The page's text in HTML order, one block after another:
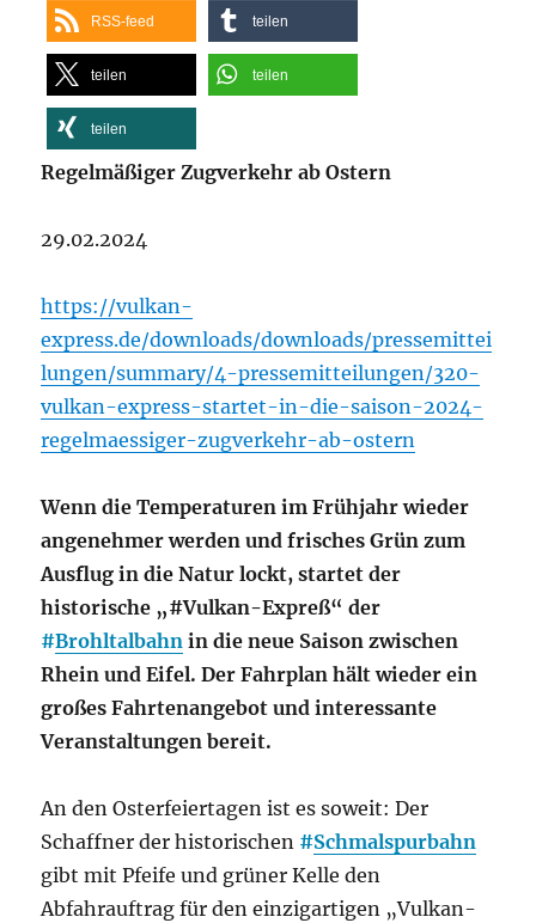
RSS-feed teilen
teilen teilen
teilen
Regelmäßiger Zugverkehr ab Ostern
29.02.2024
https://vulkan-
express.de/downloads/downloads/pressemittei
lungen/summary/4-pressemitteilungen/320-
vulkan-express-startet-in-die-saison-2024-
regelmaessiger-zugverkehr-ab-ostern
Wenn die Temperaturen im Frühjahr wieder
angenehmer werden und frisches Grün zum
Ausflug in die Natur lockt, startet der
historische „#Vulkan-Expreß“ der
#Brohltalbahn in die neue Saison zwischen
Rhein und Eifel. Der Fahrplan hält wieder ein
großes Fahrtenangebot und interessante
Veranstaltungen bereit.
An den Osterfeiertagen ist es soweit: Der
Schaffner der historischen #Schmalspurbahn
gibt mit Pfeife und grüner Kelle den
Abfahrauftrag für den einzigartigen „Vulkan-